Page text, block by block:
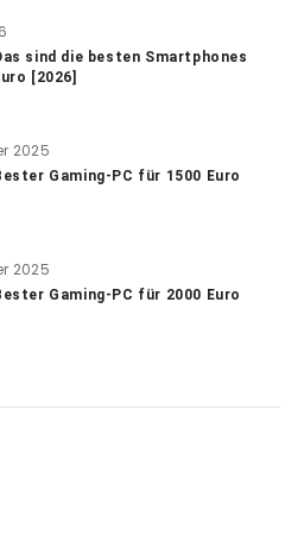
sind die besten Smartphones
[2026]
2025
Gaming-PC für 1500 Euro
2025
Gaming-PC für 2000 Euro